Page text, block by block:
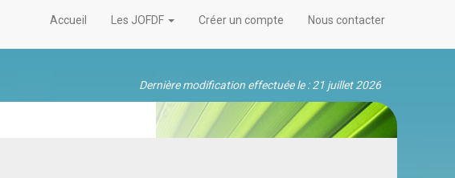
Dernière modification effectuée le : 21 juillet 2026
Accueil Les JOFDF Créer un compte Nous contacter